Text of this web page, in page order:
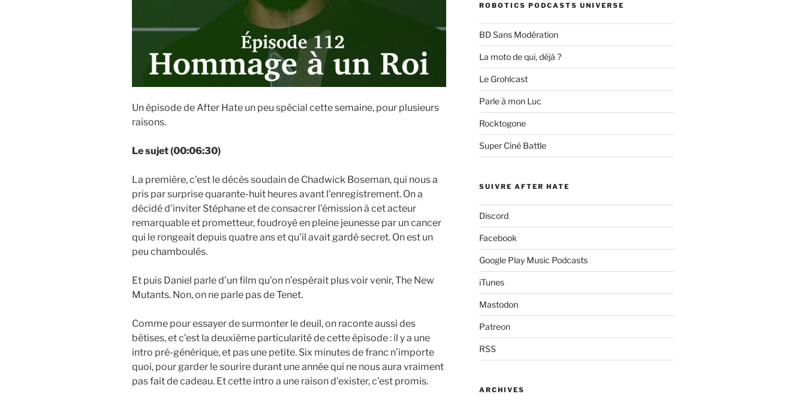
Un épisode de After Hate un peu spécial cette semaine, pour plusieurs
raisons.
Le sujet (00:06:30)
La première, c’est le décès soudain de Chadwick Boseman, qui nous a
pris par surprise quarante-huit heures avant l’enregistrement. On a
décidé d’inviter Stéphane et de consacrer l’émission à cet acteur
remarquable et prometteur, foudroyé en pleine jeunesse par un cancer
qui le rongeait depuis quatre ans et qu’il avait gardé secret. On est un
peu chamboulés.
Et puis Daniel parle d’un film qu’on n’espèrait plus voir venir, The New
Mutants. Non, on ne parle pas de Tenet.
Comme pour essayer de surmonter le deuil, on raconte aussi des
bêtises, et c’est la deuxième particularité de cette épisode : il y a une
intro pré-générique, et pas une petite. Six minutes de franc n’importe
quoi, pour garder le sourire durant une année qui ne nous aura vraiment
pas fait de cadeau. Et cette intro a une raison d’exister, c’est promis.
ROBOTICS PODCASTS UNIVERSE
BD Sans Modération
La moto de qui, déjà ?
Le Grohlcast
Parle à mon Luc
Rocktogone
Super Ciné Battle
SUIVRE AFTER HATE
Discord
Facebook
Google Play Music Podcasts
iTunes
Mastodon
Patreon
RSS
ARCHIVES